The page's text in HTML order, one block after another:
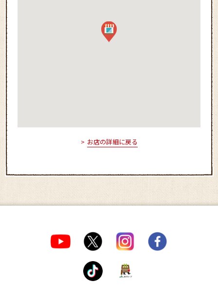
お店の詳細に戻る